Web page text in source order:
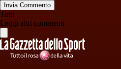
Invia Commento
Tutti
Leggi altri commenti